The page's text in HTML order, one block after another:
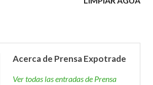
Acerca de Prensa Expotrade
Ver todas las entradas de Prensa